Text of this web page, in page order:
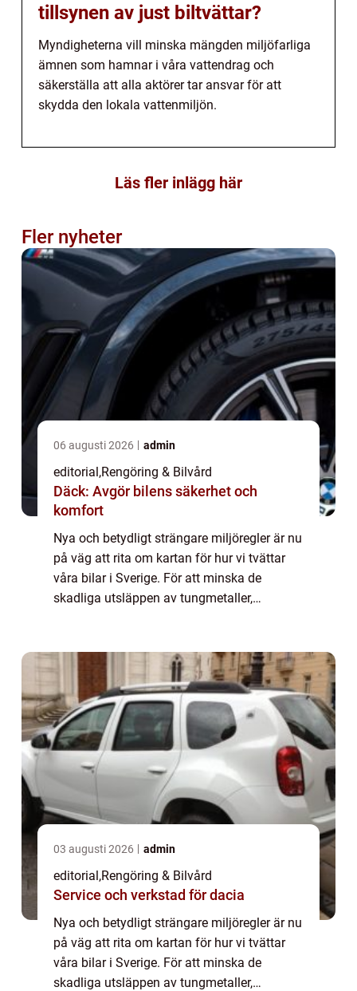
tillsynen av just biltvättar?
Myndigheterna vill minska mängden miljöfarliga
ämnen som hamnar i våra vattendrag och
säkerställa att alla aktörer tar ansvar för att
skydda den lokala vattenmiljön.
Läs fler inlägg här
Fler nyheter
06 augusti 2026 admin
editorial,Rengöring & Bilvård
Däck: Avgör bilens säkerhet och
komfort
Nya och betydligt strängare miljöregler är nu
på väg att rita om kartan för hur vi tvättar
våra bilar i Sverige. För att minska de
skadliga utsläppen av tungmetaller,
03 augusti 2026 admin
editorial,Rengöring & Bilvård
Service och verkstad för dacia
Nya och betydligt strängare miljöregler är nu
på väg att rita om kartan för hur vi tvättar
våra bilar i Sverige. För att minska de
skadliga utsläppen av tungmetaller,